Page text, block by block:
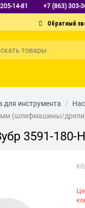
14-81 +7 (863) 303-
для инструмента /
(шлифмашины/
3591-